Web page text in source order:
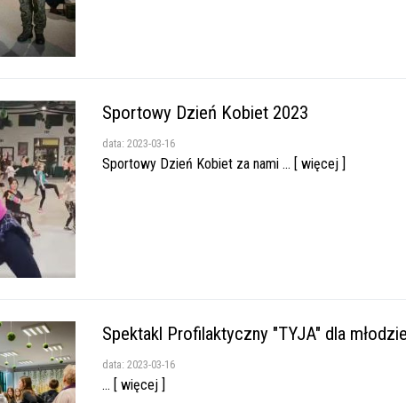
Sportowy Dzień Kobiet 2023
data: 2023-03-16
Sportowy Dzień Kobiet za nami ... [ więcej ]
Spektakl Profilaktyczny "TYJA" dla
data: 2023-03-16
... [ więcej ]